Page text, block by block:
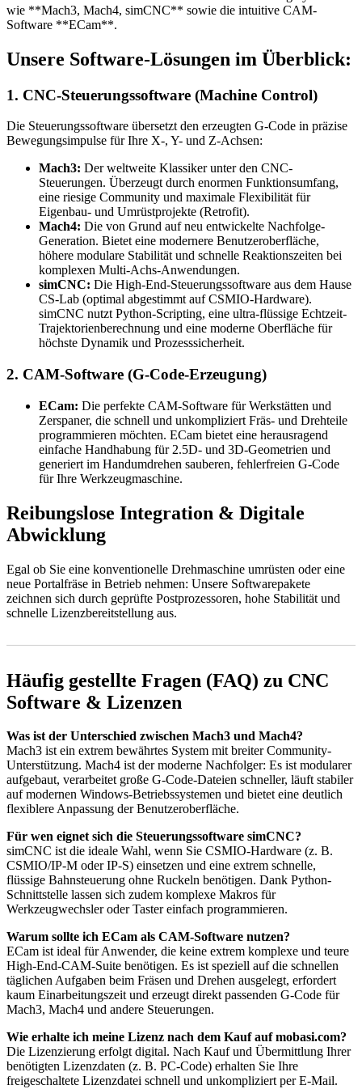
wie **Mach3, Mach4, simCNC** sowie die intuitive CAM-
Software **ECam**.
Unsere Software-Lösungen im Überblick:
1. CNC-Steuerungssoftware (Machine Control)
Die Steuerungssoftware übersetzt den erzeugten G-Code in präzise
Bewegungsimpulse für Ihre X-, Y- und Z-Achsen:
Mach3: Der weltweite Klassiker unter den CNC-
Steuerungen. Überzeugt durch enormen Funktionsumfang,
eine riesige Community und maximale Flexibilität für
Eigenbau- und Umrüstprojekte (Retrofit).
Mach4: Die von Grund auf neu entwickelte Nachfolge-
Generation. Bietet eine modernere Benutzeroberfläche,
höhere modulare Stabilität und schnelle Reaktionszeiten bei
komplexen Multi-Achs-Anwendungen.
simCNC: Die High-End-Steuerungssoftware aus dem Hause
CS-Lab (optimal abgestimmt auf CSMIO-Hardware).
simCNC nutzt Python-Scripting, eine ultra-flüssige Echtzeit-
Trajektorienberechnung und eine moderne Oberfläche für
höchste Dynamik und Prozesssicherheit.
2. CAM-Software (G-Code-Erzeugung)
ECam: Die perfekte CAM-Software für Werkstätten und
Zerspaner, die schnell und unkompliziert Fräs- und Drehteile
programmieren möchten. ECam bietet eine herausragend
einfache Handhabung für 2.5D- und 3D-Geometrien und
generiert im Handumdrehen sauberen, fehlerfreien G-Code
für Ihre Werkzeugmaschine.
Reibungslose Integration & Digitale
Abwicklung
Egal ob Sie eine konventionelle Drehmaschine umrüsten oder eine
neue Portalfräse in Betrieb nehmen: Unsere Softwarepakete
zeichnen sich durch geprüfte Postprozessoren, hohe Stabilität und
schnelle Lizenzbereitstellung aus.
Häufig gestellte Fragen (FAQ) zu CNC
Software & Lizenzen
Was ist der Unterschied zwischen Mach3 und Mach4?
Mach3 ist ein extrem bewährtes System mit breiter Community-
Unterstützung. Mach4 ist der moderne Nachfolger: Es ist modularer
aufgebaut, verarbeitet große G-Code-Dateien schneller, läuft stabiler
auf modernen Windows-Betriebssystemen und bietet eine deutlich
flexiblere Anpassung der Benutzeroberfläche.
Für wen eignet sich die Steuerungssoftware simCNC?
simCNC ist die ideale Wahl, wenn Sie CSMIO-Hardware (z. B.
CSMIO/IP-M oder IP-S) einsetzen und eine extrem schnelle,
flüssige Bahnsteuerung ohne Ruckeln benötigen. Dank Python-
Schnittstelle lassen sich zudem komplexe Makros für
Werkzeugwechsler oder Taster einfach programmieren.
Warum sollte ich ECam als CAM-Software nutzen?
ECam ist ideal für Anwender, die keine extrem komplexe und teure
High-End-CAM-Suite benötigen. Es ist speziell auf die schnellen
täglichen Aufgaben beim Fräsen und Drehen ausgelegt, erfordert
kaum Einarbeitungszeit und erzeugt direkt passenden G-Code für
Mach3, Mach4 und andere Steuerungen.
Wie erhalte ich meine Lizenz nach dem Kauf auf mobasi.com?
Die Lizenzierung erfolgt digital. Nach Kauf und Übermittlung Ihrer
benötigten Lizenzdaten (z. B. PC-Code) erhalten Sie Ihre
freigeschaltete Lizenzdatei schnell und unkompliziert per E-Mail.